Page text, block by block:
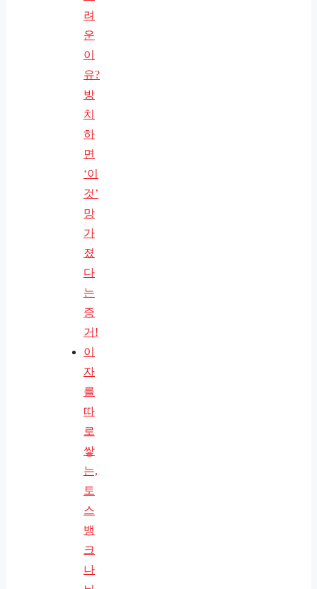
려
운
이
유?
방
치
하
면
‘이
것’
망
가
졌
다
는
증
거!
이
자
를
따
로
쌓
는,
토
스
뱅
크
나